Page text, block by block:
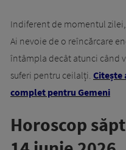
Indiferent de momentul
Ai nevoie de o reîncărcare
întâmpla decât atunci când
suferi pentru ceilalți. Citește
complet pentru Gemeni
Horoscop